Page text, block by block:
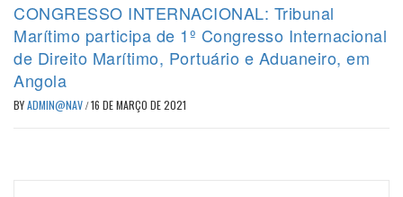
CONGRESSO INTERNACIONAL: Tribunal
Marítimo participa de 1º Congresso Internacional
de Direito Marítimo, Portuário e Aduaneiro, em
Angola
BYADMIN@NAV/16 DE MARÇO DE 2021